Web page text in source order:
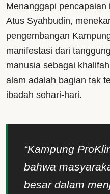
Menanggapi pencapaian
Atus Syahbudin,
pengembangan
manifestasi dari
manusia sebagai
alam adalah bagian tak
ibadah sehari-hari.
“Kampung
bahwa
besar dalam